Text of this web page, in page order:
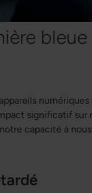
significatif
capacité à